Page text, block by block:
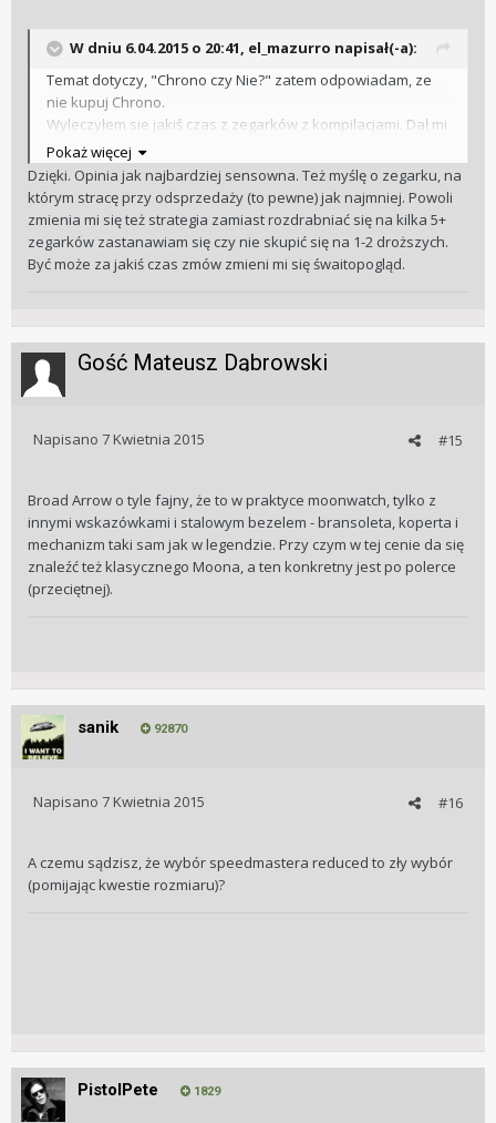
W dniu 6.04.2015 o 20:41, el_mazurro napisał(-a):
Temat dotyczy, "Chrono czy Nie?" zatem odpowiadam, ze
nie kupuj Chrono.
Wyleczyłem sie jakiś czas z zegarków z kompilacjami. Dał mi
tez do myślenia zegarmistrz u TW Strojnego.
Po pierwsze wytrzymałość. Większa ilośc kompilacji to
większa szansa na uszkodzenie.
Po drugie ceny serwisu. Sam przegląd mojego Chrono
Longines Master Collection to 350 zł. Juz nie mowię o
częściach. Było podejrzenie konieczności wymiany tarczy
daty - koszt ok 200pln.
wygląd.
Zegarmistrz radził kupować woły robocze Seiko, ETA2824,
prostego Unitasa - wytrzymalsze a i koszty niższe.
9k to stać Cie i na remont.
kolorowo to nie wyglada.
To moja opinia. Ja teraz celuje w proste i pewne
mechanizmy ale rownież nie kupuje zegarków powyżej 3k,
co tez moze rzutować na moja opinie.
Pokaż więcej
Dzięki. Opinia jak najbardziej sensowna. Też myślę o zegarku, na
którym stracę przy odsprzedaży (to pewne) jak najmniej. Powoli
zmienia mi się też strategia zamiast rozdrabniać się na kilka 5+
zegarków zastanawiam się czy nie skupić się na 1-2 droższych.
Być może za jakiś czas zmów zmieni mi się śwaitopogląd.
Gość Mateusz Dąbrowski
#15
Napisano 7 Kwietnia 2015
Broad Arrow o tyle fajny, że to w praktyce moonwatch, tylko z
innymi wskazówkami i stalowym bezelem - bransoleta, koperta i
mechanizm taki sam jak w legendzie. Przy czym w tej cenie da się
znaleźć też klasycznego Moona, a ten konkretny jest po polerce
(przeciętnej).
sanik 92870
#16
Napisano 7 Kwietnia 2015
A czemu sądzisz, że wybór speedmastera reduced to zły wybór
(pomijając kwestie rozmiaru)?
PistolPete 1829